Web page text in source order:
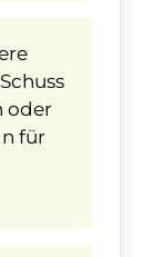
oder
für